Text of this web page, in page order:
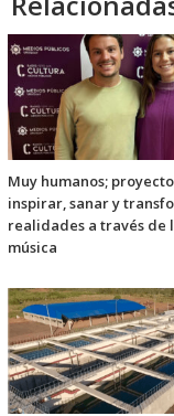
Muy humanos;
inspirar, sanar y
realidades a través de
música